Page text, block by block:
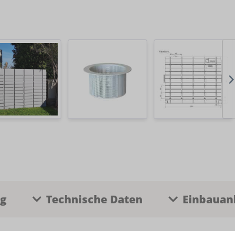
Technische Daten